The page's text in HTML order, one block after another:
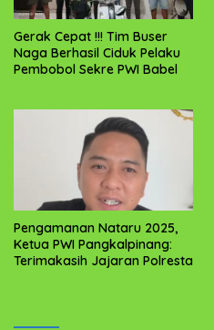
‎Gerak Cepat !!! Tim Buser
Naga Berhasil Ciduk Pelaku
Pengamanan Nataru 2025,
Ketua PWI Pangkalpinang:
Terimakasih Jajaran Polresta